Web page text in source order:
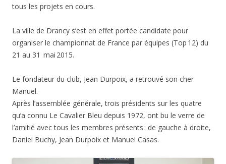
tous les projets en cours.
La ville de Drancy s’est en effet portée candidate pour
organiser le championnat de France par équipes (Top 12) du
21 au 31 mai 2015.
Le fondateur du club, Jean Durpoix, a retrouvé son cher
Manuel.
Après l’assemblée générale, trois présidents sur les quatre
qu’a connu Le Cavalier Bleu depuis 1972, ont bu le verre de
l’amitié avec tous les membres présents : de gauche à droite,
Daniel Buchy, Jean Durpoix et Manuel Casas.